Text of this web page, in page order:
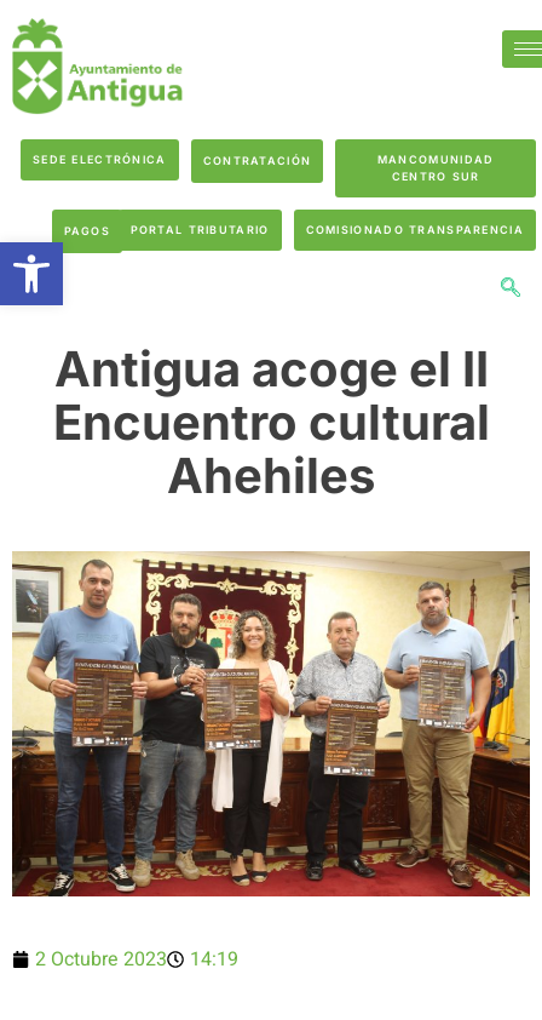
SEDE ELECTRÓNICA CONTRATACIÓN
MANCOMUNIDAD
CENTRO SUR
PAGOS PORTAL TRIBUTARIO COMISIONADO TRANSPARENCIA
Antigua acoge el II
Encuentro cultural
Ahehiles
2 Octubre 2023 14:19
Abrir barra de herramientas